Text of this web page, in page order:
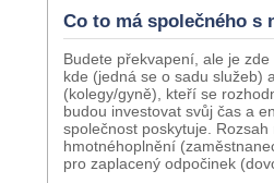
Co to má společného s
Budete překvapení, ale je
kde (jedná se o sadu služeb)
(kolegy/gyně), kteří se
budou investovat svůj čas a
společnost poskytuje.
hmotnéhoplnění
pro zaplacený odpočinek